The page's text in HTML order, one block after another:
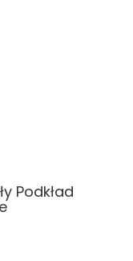
Podkład